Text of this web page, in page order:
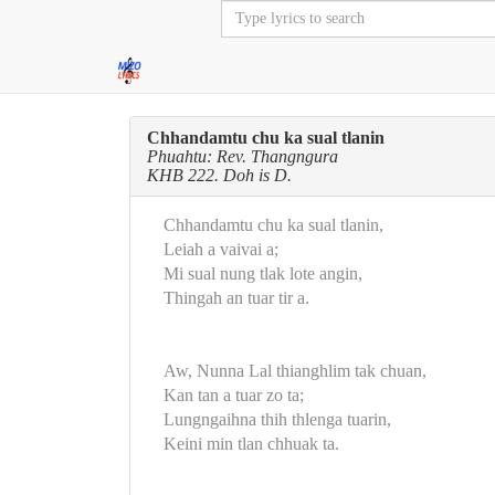
Chhandamtu chu ka sual tlanin
Phuahtu: Rev. Thangngura
KHB 222. Doh is D.
Chhandamtu chu ka sual tlanin,
Leiah a vaivai a;
Mi sual nung tlak lote angin,
Thingah an tuar tir a.
Aw, Nunna Lal thianghlim tak chuan,
Kan tan a tuar zo ta;
Lungngaihna thih thlenga tuarin,
Keini min tlan chhuak ta.